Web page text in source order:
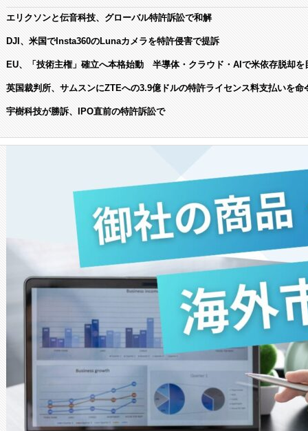
エリクソンと伝音科技、グローバル特許訴訟で和解
DJI、米国でInsta360のLunaカメラを特許侵害で提訴
EU、「技術主権」確立へ本格始動 半導体・クラウド・AIで米依存脱却を
英国裁判所、サムスンにZTEへの3.9億ドルの特許ライセンス料支払いを命
宇樹科技が勝訴、IPO直前の特許訴訟で